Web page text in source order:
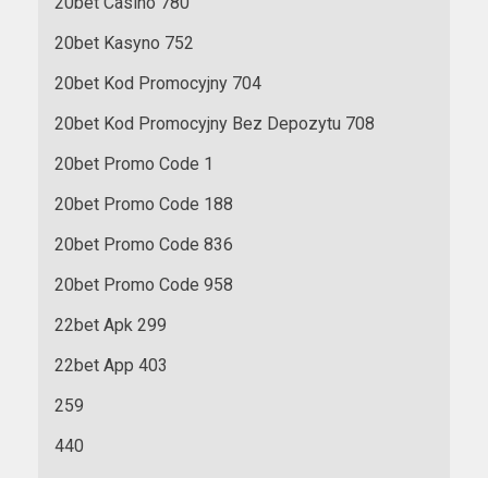
20bet Kasyno 752
20bet Kod Promocyjny 704
20bet Kod Promocyjny Bez Depozytu 708
20bet Promo Code 1
20bet Promo Code 188
20bet Promo Code 836
20bet Promo Code 958
22bet Apk 299
22bet App 403
259
440